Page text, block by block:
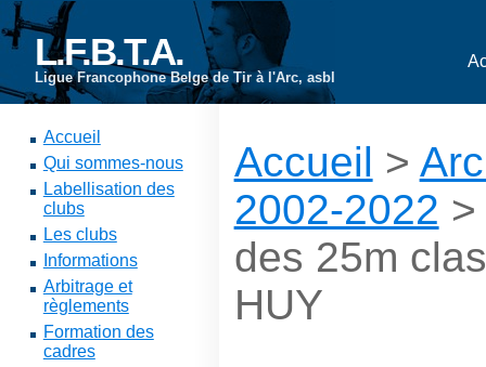
L.F.B.T.A.
Ligue Francophone Belge de Tir à l'Arc, asbl
Accueil
Qui sommes-nous
Labellisation des
clubs
Les clubs
Informations
Arbitrage et
règlements
Formation des
cadres
Accueil >
2002-2022
des 25m
HUY